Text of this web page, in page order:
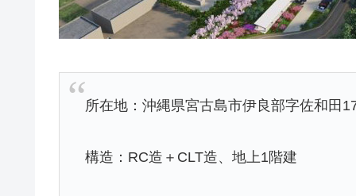
所在地：沖縄県宮古島市伊良部字佐和田
構造：RC造＋CLT造、地上1階建